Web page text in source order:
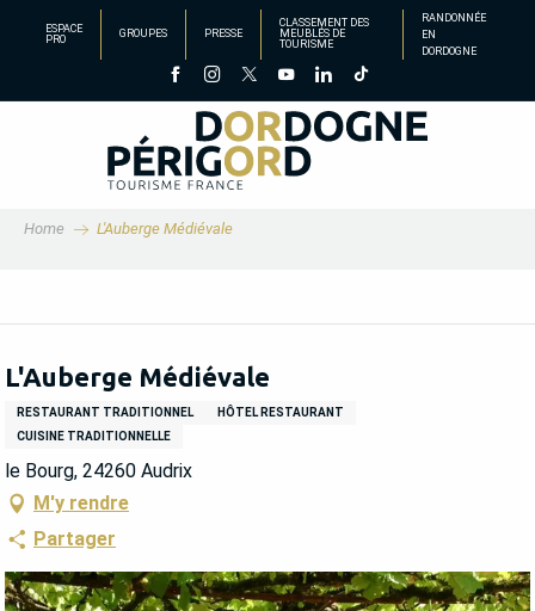
principal
ESPACE
PRO
GROUPES PRESSE
CLASSEMENT DES
MEUBLÉS DE
TOURISME
RANDONNÉE
EN
DORDOGNE
Home L'Auberge Médiévale
L'Auberge Médiévale
RESTAURANT TRADITIONNEL
HÔTEL RESTAURANT
CUISINE TRADITIONNELLE
le Bourg, 24260 Audrix
M'y rendre
Partager